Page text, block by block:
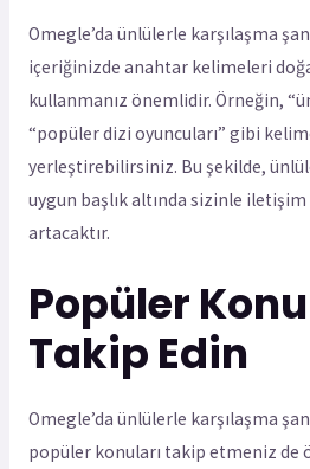
Omegle’da ünlülerle karşılaşma
içeriğinizde anahtar kelimeleri
kullanmanız önemlidir. Örneğin,
“popüler dizi oyuncuları” gibi
yerleştirebilirsiniz. Bu şekilde,
uygun başlık altında sizinle iletişim
artacaktır.
Popüler
Takip Edin
Omegle’da ünlülerle karşılaşma
popüler konuları takip etmeniz de